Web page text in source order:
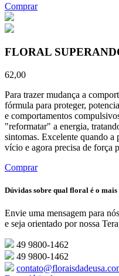
Comprar
FLORAL
62,00
Para trazer mudança a
fórmula para proteger,
e comportamentos
"reformatar" a energia,
sintomas. Excelente quando a
vício e agora precisa de força
Comprar
Dúvidas sobre qual floral é o
Envie uma mensagem para
e seja orientado por nossa
49 9800-1462
49 9800-1462